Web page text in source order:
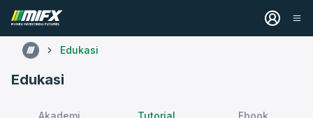
Edukasi
Edukasi
Tutorial